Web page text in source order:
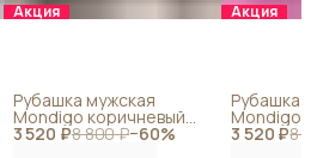
Акция
3 520 ₽8 800 ₽−60%
Рубашка мужская
Mondigo коричневый
16605-49
Акция
3 520 ₽8
Рубашка
Mondigo
16605-74